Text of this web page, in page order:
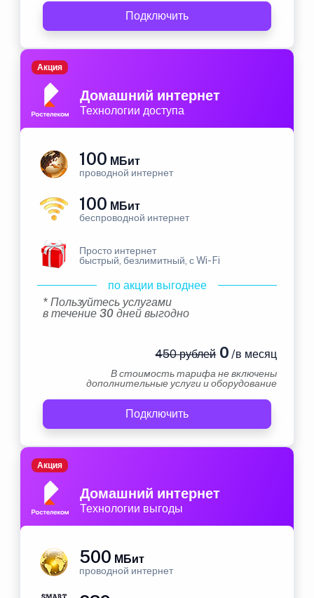
Подключить
Домашний интернет
Технологии доступа
Акция
100 МБит
проводной интернет
100 МБит
беспроводной интернет
Просто интернет
быстрый, безлимитный, с Wi-Fi
по акции выгоднее
* Пользуйтесь услугами
в течение 30 дней выгодно
450 рублей0 /в месяц
В стоимость тарифа не включены
дополнительные услуги и оборудование
Подключить
Домашний интернет
Технологии выгоды
Акция
500 МБит
проводной интернет